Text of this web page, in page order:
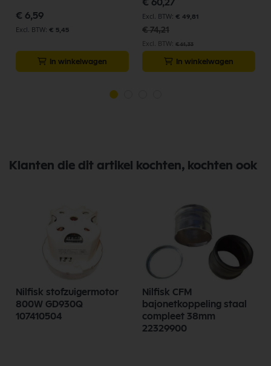
€ 6,59
€ 5,45
In winkelwagen
prijs
€ 60,27
€ 49,81
€ 74,21
€ 61,33
In winkelwagen
Klanten die dit artikel kochten, kochten ook
Nilfisk stofzuigermotor
800W GD930Q
107410504
Nilfisk CFM
bajonetkoppeling staal
compleet 38mm
22329900